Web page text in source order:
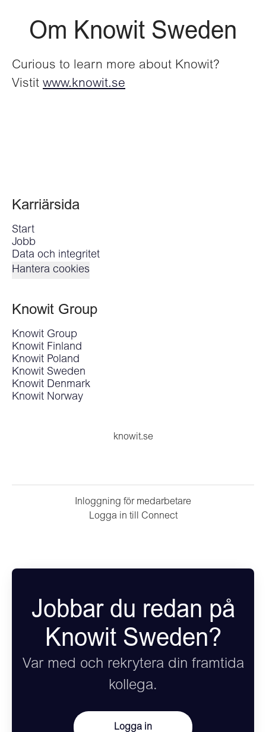
Om Knowit Sweden
Curious to learn more about Knowit?
Vistit www.knowit.se
Karriärsida
Start
Jobb
Data och integritet
Hantera cookies
Knowit Group
Knowit Group
Knowit Finland
Knowit Poland
Knowit Sweden
Knowit Denmark
Knowit Norway
knowit.se
Inloggning för medarbetare
Logga in till Connect
Jobbar du redan på
Knowit Sweden?
Var med och rekrytera din framtida
kollega.
Logga in